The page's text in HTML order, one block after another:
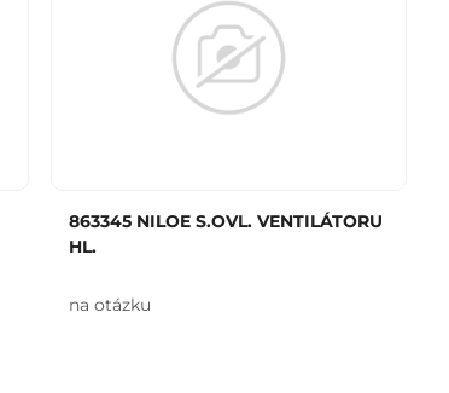
863345 NILOE S.OVL. VENTILÁTORU
HL.
na otázku